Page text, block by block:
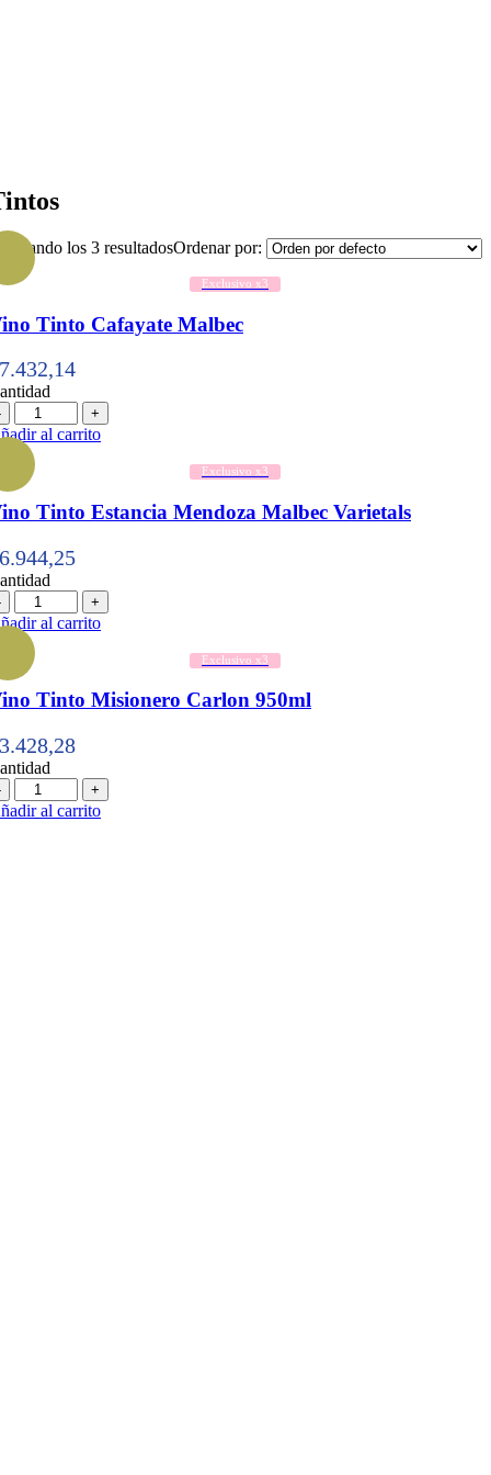
los 3 resultadosOrdenar por:
Exclusivo x3
Tinto Cafayate Malbec
7.432,14
al carrito
Exclusivo x3
Tinto Estancia Mendoza Malbec Varietals
6.944,25
al carrito
Exclusivo x3
Tinto Misionero Carlon 950ml
3.428,28
al carrito